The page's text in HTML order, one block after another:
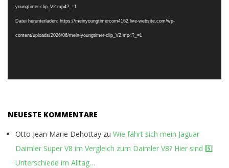
youngtimer-clip_V2.mp4?_=1
Datei herunterladen: https://meinyoungtimercom4162.live-website.com/wp-
content/uploads/2026/06/mein-youngtimer-clip_V2.mp4?_=1
NEUESTE KOMMENTARE
Otto Jean Marie Dehottay zu Wie fährt sich mein Jaguar
Daimler Super V8 im Vergleich zum Daimler V8? Hier sind 5️⃣
Unterschiede im Alltag…